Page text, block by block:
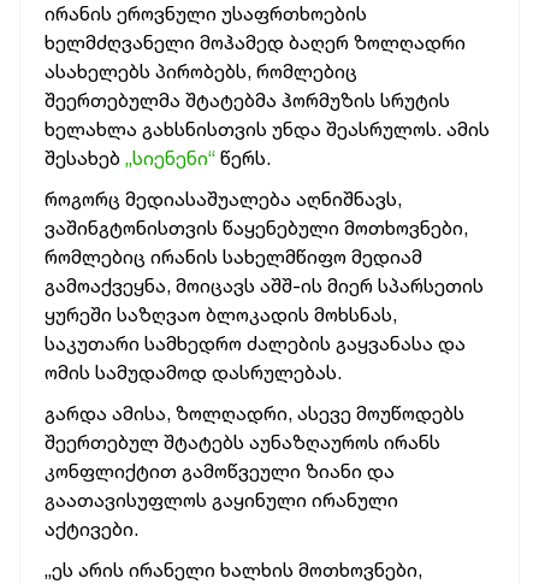
ირანის ეროვნული უსაფრთხოების
ხელმძღვანელი მოჰამედ ბაღერ ზოლღადრი
ასახელებს პირობებს, რომლებიც
შეერთებულმა შტატებმა ჰორმუზის სრუტის
ხელახლა გახსნისთვის უნდა შეასრულოს. ამის
შესახებ „სიენენი“ წერს.
როგორც მედიასაშუალება აღნიშნავს,
ვაშინგტონისთვის წაყენებული მოთხოვნები,
რომლებიც ირანის სახელმწიფო მედიამ
გამოაქვეყნა, მოიცავს აშშ-ის მიერ სპარსეთის
ყურეში საზღვაო ბლოკადის მოხსნას,
საკუთარი სამხედრო ძალების გაყვანასა და
ომის სამუდამოდ დასრულებას.
გარდა ამისა, ზოლღადრი, ასევე მოუწოდებს
შეერთებულ შტატებს აუნაზღაუროს ირანს
კონფლიქტით გამოწვეული ზიანი და
გაათავისუფლოს გაყინული ირანული
აქტივები.
„ეს არის ირანელი ხალხის მოთხოვნები,